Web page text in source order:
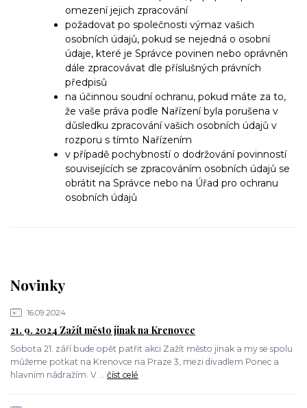
Novinky
16.09.2024
21. 9. 2024 Zažít město jinak na Krenovce
Sobota 21. září bude opět patřit akci Zažít město jinak a my se spolu
můžeme potkat na Krenovce na Praze 3, mezi divadlem Ponec a
hlavním nádražím. V ... číst celé
omezení jejich zpracování
požadovat po společnosti výmaz vašich
osobních údajů, pokud se nejedná o osobní
údaje, které je Správce povinen nebo oprávněn
dále zpracovávat dle příslušných právních
předpisů
na účinnou soudní ochranu, pokud máte za to,
že vaše práva podle Nařízení byla porušena v
důsledku zpracování vašich osobních údajů v
rozporu s tímto Nařízením
v případě pochybností o dodržování povinností
souvisejících se zpracováním osobních údajů se
obrátit na Správce nebo na Úřad pro ochranu
osobních údajů